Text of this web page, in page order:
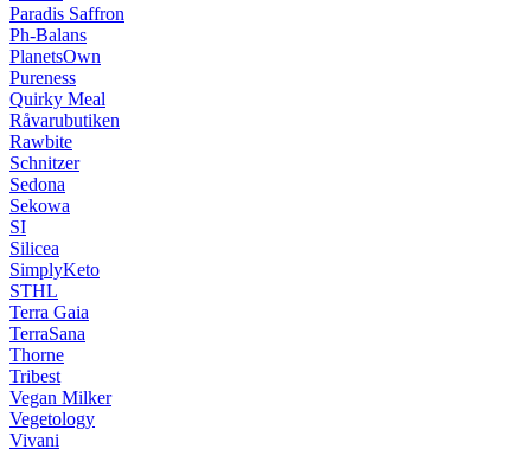
Paradis Saffron
Ph-Balans
PlanetsOwn
Pureness
Quirky Meal
Råvarubutiken
Rawbite
Schnitzer
Sedona
Sekowa
SI
Silicea
SimplyKeto
STHL
Terra Gaia
TerraSana
Thorne
Tribest
Vegan Milker
Vegetology
Vivani